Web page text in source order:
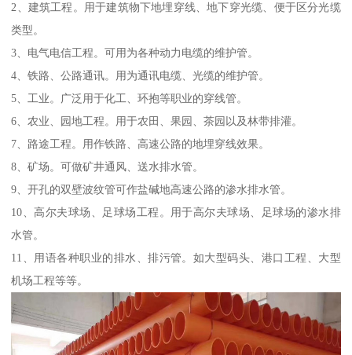
2、建筑工程。用于建筑物下地埋穿线、地下穿光缆、便于区分光缆
类型。
3、电气电信工程。可用为各种动力电缆的维护管。
4、铁路、公路通讯。用为通讯电缆、光缆的维护管。
5、工业。广泛用于化工、环抱等职业的穿线管。
6、农业、园地工程。用于农田、果园、茶园以及林带排灌。
7、路途工程。用作铁路、高速公路的地埋穿线效果。
8、矿场。可做矿井通风、送水排水管。
9、开孔的双壁波纹管可作盐碱地高速公路的渗水排水管。
10、高尔夫球场、足球场工程。用于高尔夫球场、足球场的渗水排
水管。
11、用语各种职业的排水、排污管。如大型码头、港口工程、大型
机场工程等等。